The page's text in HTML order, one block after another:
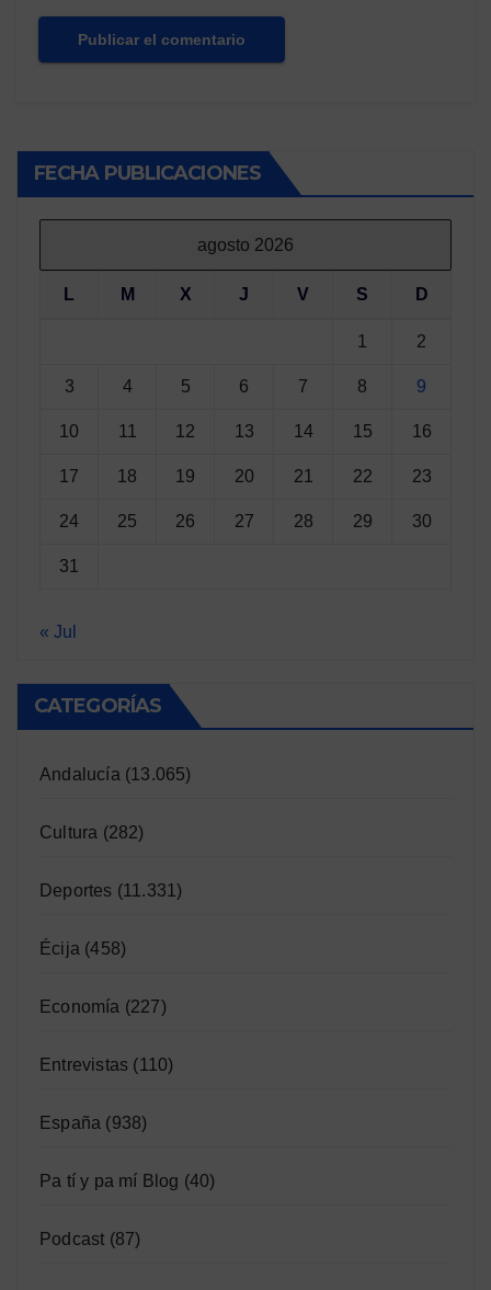
FECHA PUBLICACIONES
agosto 2026
L M X J V S D
1 2
3 4 5 6 7 8 9
10 11 12 13 14 15 16
17 18 19 20 21 22 23
24 25 26 27 28 29 30
31
« Jul
CATEGORÍAS
Andalucía(13.065)
Cultura (282)
Deportes (11.331)
Écija (458)
Economía (227)
Entrevistas (110)
España (938)
Pa tí y pa mí Blog (40)
Podcast (87)